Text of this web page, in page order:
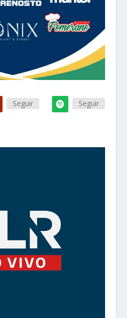
Seguir Seguir